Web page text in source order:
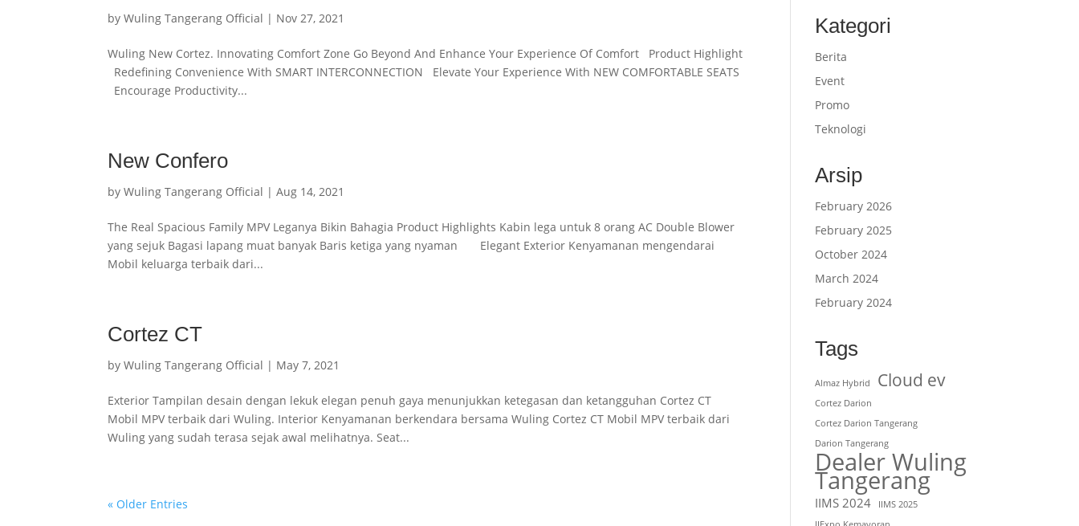
byWuling Tangerang Official | Nov 27, 2021
Wuling New Cortez. Innovating Comfort Zone Go Beyond And Enhance Your Experience Of Comfort Product Highlight
Redefining Convenience With SMART INTERCONNECTION Elevate Your Experience With NEW COMFORTABLE SEATS
Encourage Productivity...
New Confero
byWuling Tangerang Official |Aug 14, 2021
The Real Spacious Family MPV Leganya Bikin Bahagia Product Highlights Kabin lega untuk 8 orang AC Double Blower
yang sejuk Bagasi lapang muat banyak Baris ketiga yang nyaman Elegant Exterior Kenyamanan mengendarai
Mobil keluarga terbaik dari...
Cortez CT
byWuling Tangerang Official | May 7, 2021
Exterior Tampilan desain dengan lekuk elegan penuh gaya menunjukkan ketegasan dan ketangguhan Cortez CT
Mobil MPV terbaik dari Wuling. Interior Kenyamanan berkendara bersama Wuling Cortez CT Mobil MPV terbaik dari
Wuling yang sudah terasa sejak awal melihatnya. Seat...
« Older Entries
Kategori
Berita
Event
Promo
Teknologi
Arsip
February 2026
February 2025
October 2024
March 2024
February 2024
Tags
Almaz Hybrid Cloud ev
Cortez Darion
Cortez Darion Tangerang
Darion Tangerang
Dealer Wuling
Tangerang
IIMS 2024
IIMS 2025